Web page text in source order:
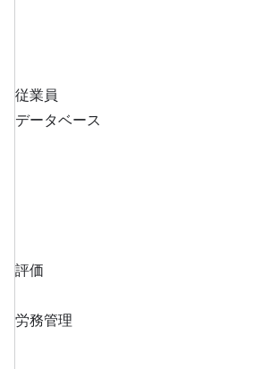
従業員
データベース
評価
労務管理